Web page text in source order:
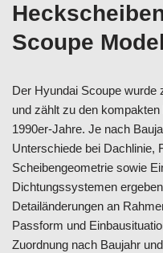
Scoupe
Der Hyundai Scoupe wurde
und zählt zu den
1990er-Jahre. Je nach
Unterschiede bei Dachlinie,
Scheibengeometrie sowie
Dichtungssystemen
Detailänderungen an
Passform und
Zuordnung nach Baujahr